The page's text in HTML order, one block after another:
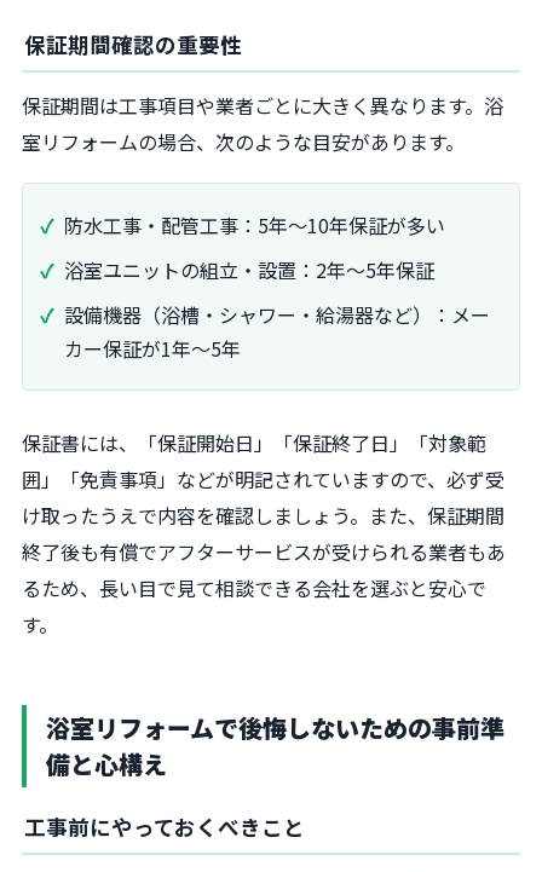
保証期間確認の重要性
保証期間は工事項目や業者ごとに大きく異なります。浴
室リフォームの場合、次のような目安があります。
防水工事・配管工事：5年～10年保証が多い
浴室ユニットの組立・設置：2年～5年保証
設備機器（浴槽・シャワー・給湯器など）：メー
カー保証が1年～5年
保証書には、「保証開始日」「保証終了日」「対象範
囲」「免責事項」などが明記されていますので、必ず受
け取ったうえで内容を確認しましょう。また、保証期間
終了後も有償でアフターサービスが受けられる業者もあ
るため、長い目で見て相談できる会社を選ぶと安心で
す。
浴室リフォームで後悔しないための事前準
備と心構え
工事前にやっておくべきこと